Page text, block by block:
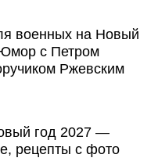
военных на Новый
с Петром
Ржевским
год 2027 —
рецепты с фото